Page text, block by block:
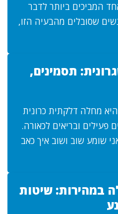
המביכים ביותר לדבר
שסובלים מהבעיה הזו,
תסמינים,
מחלה דלקתית כרונית
ובריאים לכאורה.
שומע שוב ושוב איך כאב
במהירות: שיטות